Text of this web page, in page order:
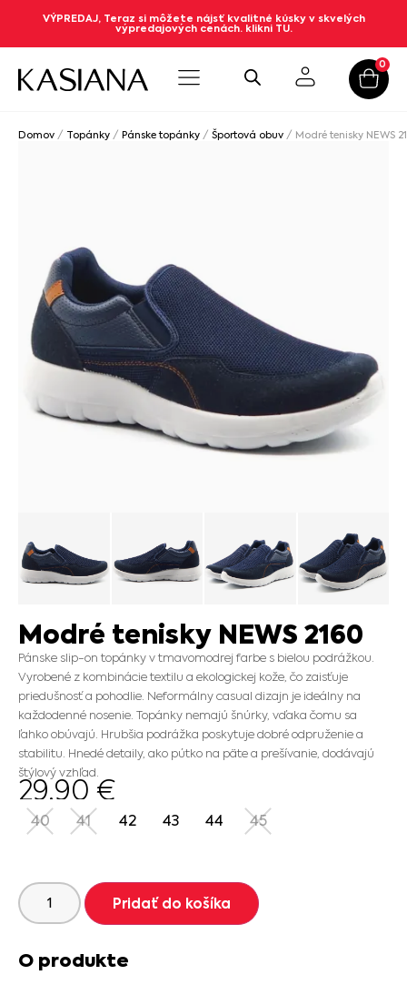
VÝPREDAJ, Teraz si môžete nájsť kvalitné kúsky v skvelých
výpredajových cenách. klikni TU.
0
Domov / Topánky / Pánske topánky / Športová obuv / Modré tenisky NEWS
Modré tenisky NEWS 2160
Pánske slip-on topánky v tmavomodrej farbe s bielou podrážkou.
Vyrobené z kombinácie textilu a ekologickej kože, čo zaisťuje
priedušnosť a pohodlie. Neformálny casual dizajn je ideálny na
každodenné nosenie. Topánky nemajú šnúrky, vďaka čomu sa
ľahko obúvajú. Hrubšia podrážka poskytuje dobré odpruženie a
stabilitu. Hnedé detaily, ako pútko na päte a prešívanie, dodávajú
štýlový vzhľad.
29.90 €
40 41 42 43 44 45
Pridať do košíka
O produkte